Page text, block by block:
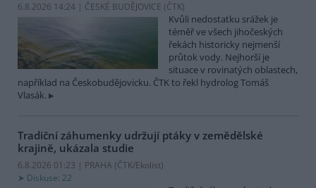
6.8.2026 14:24 | ČESKÉ BUDĚJOVICE (ČTK)
Kvůli nedostatku srážek je
téměř ve všech jihočeských
řekách historicky nejmenší
průtok vody. Nejhorší je
situace v rovinatých oblastech,
například na Českobudějovicku. ČTK to řekl hydrolog Tomáš
Vlasák.
Tradiční záhumenky udržují ptáky v zemědělské
krajině, ukázala studie
6.8.2026 01:23 | PRAHA (ČTK/Ekolist)
Diskuse: 22